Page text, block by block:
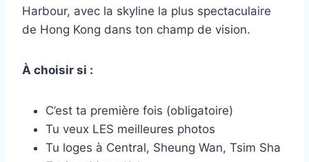
Harbour, avec la skyline la plus spectaculaire
de Hong Kong dans ton champ de vision.
À choisir si :
C’est ta première fois (obligatoire)
Tu veux LES meilleures photos
Tu loges à Central, Sheung Wan, Tsim Sha